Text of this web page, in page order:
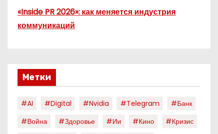
«Inside PR 2026»: как меняется индустрия
коммуникаций
Метки
#AI #digital #nvidia #telegram
#банк
#война
#здоровье #ии #кино
#кризис